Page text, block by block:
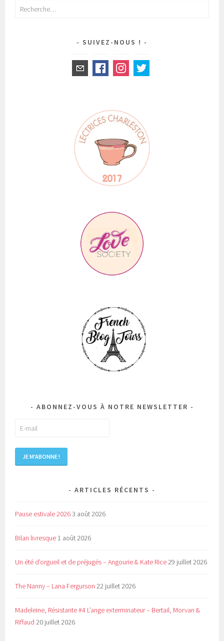
Rechercher :
SUIVEZ-NOUS !
ABONNEZ-VOUS À NOTRE NEWSLETTER
ARTICLES RÉCENTS
Pause estivale 20263 août 2026
Bilan livresque 1 août 2026
Un été d’orgueil et de préjugés – Angourie & Kate Rice29 juillet 2026
The Nanny – Lana Fergurson 22 juillet 2026
Madeleine, Résistante #4 L’ange exterminateur – Bertail, Morvan &
Riffaud 20 juillet 2026